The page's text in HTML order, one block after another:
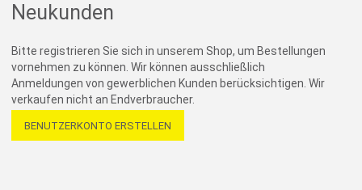
Neukunden
Bitte registrieren Sie sich in unserem Shop, um Bestellungen
vornehmen zu können. Wir können ausschließlich
Anmeldungen von gewerblichen Kunden berücksichtigen. Wir
verkaufen nicht an Endverbraucher.
BENUTZERKONTO ERSTELLEN